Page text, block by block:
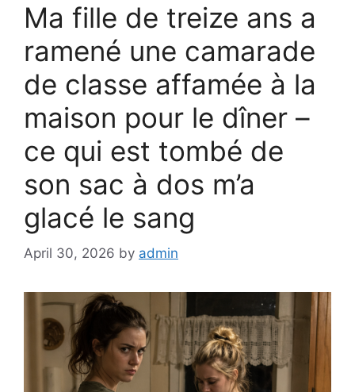
Ma fille de treize ans a
ramené une camarade
de classe affamée à la
maison pour le dîner –
ce qui est tombé de
son sac à dos m’a
glacé le sang
April 30, 2026 by admin